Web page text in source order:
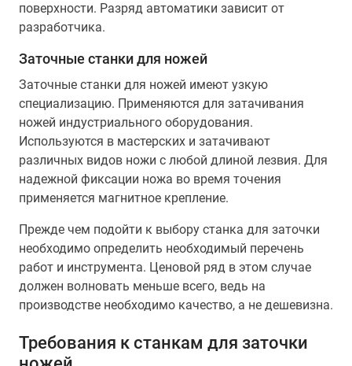
поверхности. Разряд автоматики зависит от
разработчика.
Заточные станки для ножей
Заточные станки для ножей имеют узкую
специализацию. Применяются для затачивания
ножей индустриального оборудования.
Используются в мастерских и затачивают
различных видов ножи с любой длиной лезвия. Для
надежной фиксации ножа во время точения
применяется магнитное крепление.
Прежде чем подойти к выбору станка для заточки
необходимо определить необходимый перечень
работ и инструмента. Ценовой ряд в этом случае
должен волновать меньше всего, ведь на
производстве необходимо качество, а не дешевизна.
Требования к станкам для заточки